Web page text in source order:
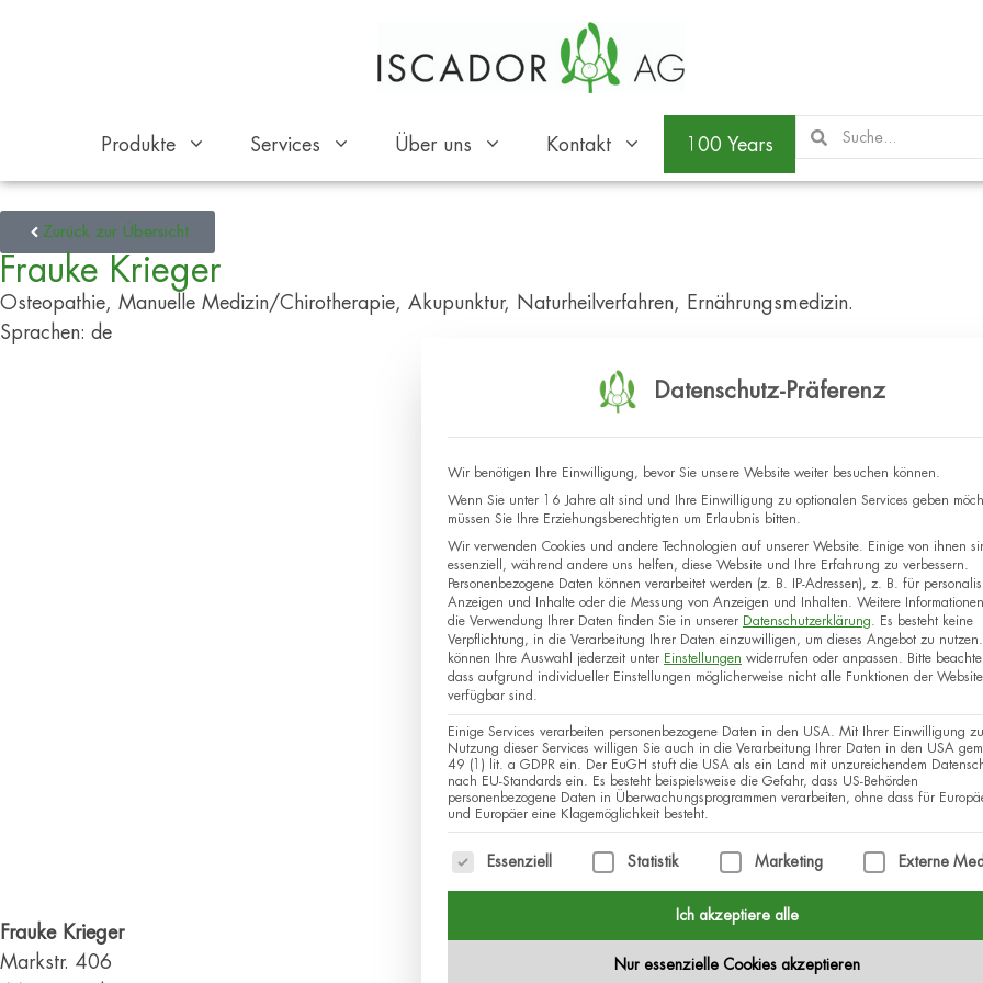
Produkte Services Über uns Kontakt 100 Years
Zurück zur Übersicht
Frauke Krieger
Osteopathie, Manuelle Medizin/Chirotherapie, Akupunktur, Naturheilverfahren, Ernährungsmedizin.
Sprachen: de
Frauke Krieger
Markstr. 406
Datenschutz-Präferenz
Wir benötigen Ihre Einwilligung, bevor Sie unsere Website weiter besuchen können.
Wenn Sie unter 16 Jahre alt sind und Ihre Einwilligung zu optionalen Services geben
müssen Sie Ihre Erziehungsberechtigten um Erlaubnis bitten.
Wir verwenden Cookies und andere Technologien auf unserer Website. Einige von ihnen
essenziell, während andere uns helfen, diese Website und Ihre Erfahrung zu verbessern.
Personenbezogene Daten können verarbeitet werden (z. B. IP-Adressen), z. B. für
Anzeigen und Inhalte oder die Messung von Anzeigen und Inhalten.
Weitere
die Verwendung Ihrer Daten finden Sie in unserer Datenschutzerklärung
Es besteht keine
Verpflichtung, in die Verarbeitung Ihrer Daten einzuwilligen, um dieses Angebot zu nutzen.
können Ihre Auswahl jederzeit unter Einstellungen widerrufen oder anpassen.
Bitte
dass aufgrund individueller Einstellungen möglicherweise nicht alle Funktionen der Website
verfügbar sind.
Einige Services verarbeiten personenbezogene Daten in den USA. Mit Ihrer Einwilligung
Nutzung dieser Services willigen Sie auch in die Verarbeitung Ihrer Daten in den USA
49 (1) lit. a GDPR ein. Der EuGH stuft die USA als ein Land mit unzureichendem
nach EU-Standards ein. Es besteht beispielsweise die Gefahr, dass US-Behörden
personenbezogene Daten in Überwachungsprogrammen verarbeiten, ohne dass für
und Europäer eine Klagemöglichkeit besteht.
Es folgt eine Liste der Service-Gruppen, für die eine
Essenziell Statistik Marketing Externe
Ich akzeptiere alle
Nur essenzielle Cookies akzeptieren